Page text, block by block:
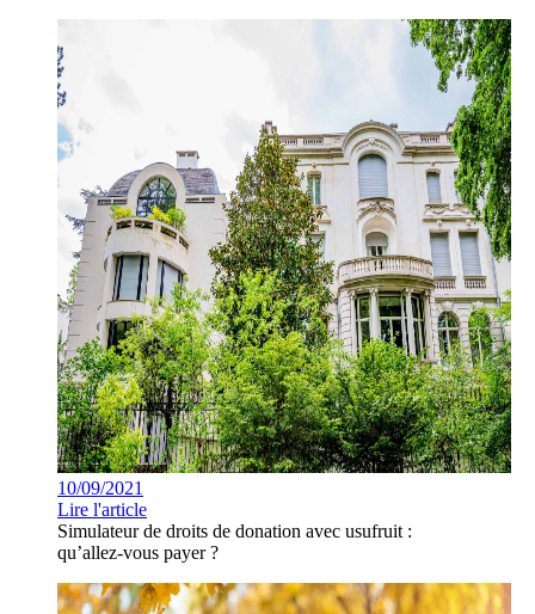
10/09/2021
Lire l'article
Simulateur de droits de donation avec usufruit :
qu’allez-vous payer ?